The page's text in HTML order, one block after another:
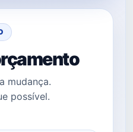
mudança.
possível.